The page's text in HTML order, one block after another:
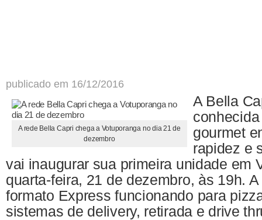
publicado em 16/12/2016
A rede Bella Capri chega a Votuporanga no dia 21 de
dezembro
A Bella
gourmet
rapidez e
vai inaugurar sua primeira unidade em
quarta-feira, 21 de dezembro, às 19h.
formato Express funcionando para
sistemas de delivery, retirada e drive